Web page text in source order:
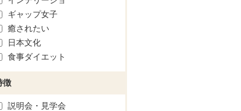
ギャップ女子
癒されたい
日本文化
食事ダイエット
徴
説明会・見学会